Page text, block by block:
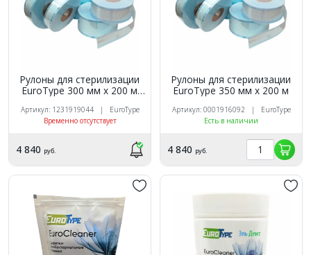
Рулоны для стерилизации
EuroTуpe 300 мм х 200 м
Артикул: 1231919044 | EuroType
Временно отсутствует
4 840 руб.
Рулоны для стерилизации
EuroTуpe 350 мм х 200 м
Артикул: 0001916092 | EuroType
Есть в наличии
4 840 руб.